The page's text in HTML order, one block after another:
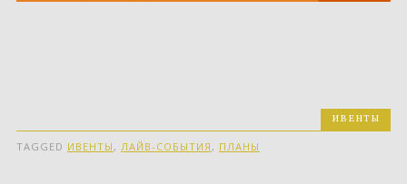
ИВЕНТЫ
TAGGED ИВЕНТЫ , ЛАЙВ-СОБЫТИЯ , ПЛАНЫ